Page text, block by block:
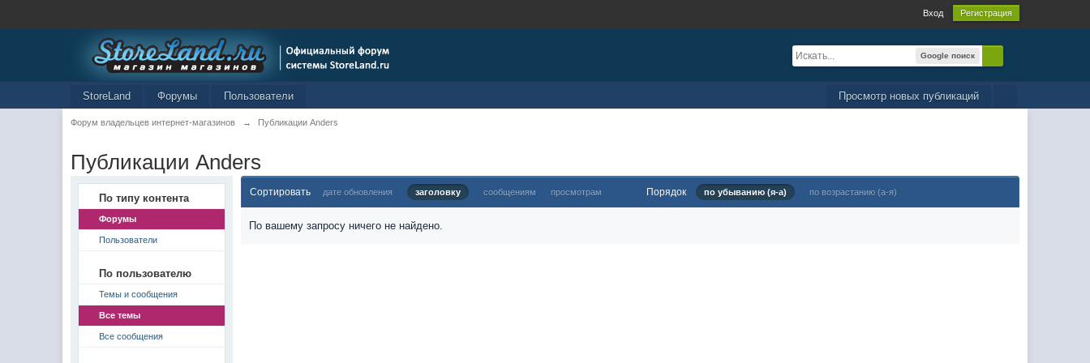
Вход Регистрация
Google поиск
Просмотр новых публикаций
StoreLand Форумы Пользователи
Форум владельцев интернет-магазинов → Публикации Anders
Публикации Anders
По типу контента
Форумы
Пользователи
По пользователю
Темы и сообщения
Все темы
Все сообщения
Сортировать дате обновления заголовку сообщениям просмотрам Порядок по убыванию (я-а) по возрастанию (а-я)
По вашему запросу ничего не найдено.